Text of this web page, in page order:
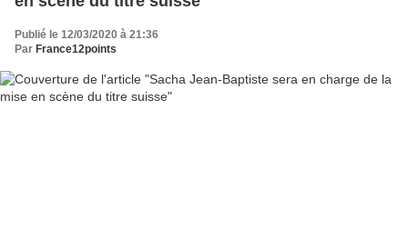
Publié le 12/03/2020 à 21:36
Par France12points